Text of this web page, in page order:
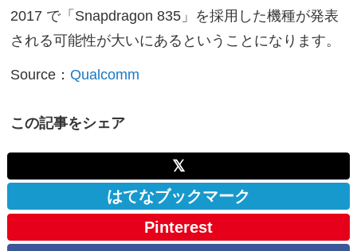
2017 で「Snapdragon 835」を採用した機種が発表
される可能性が大いにあるということになります。
Source：Qualcomm
この記事をシェア
𝕏
はてなブックマーク
Pinterest